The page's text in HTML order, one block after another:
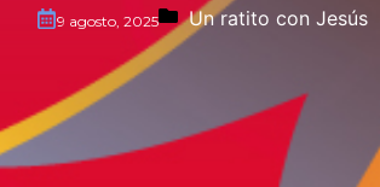
9 agosto, 2025 Un ratito con Jesús